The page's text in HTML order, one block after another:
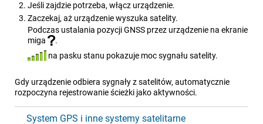
Jeśli zajdzie potrzeba, włącz urządzenie.
Zaczekaj, aż urządzenie wyszuka satelity.
Podczas ustalania pozycji GNSS przez urządzenie na ekranie
miga
.
na pasku stanu pokazuje moc sygnału satelity.
Gdy urządzenie odbiera sygnały z satelitów, automatycznie
rozpoczyna rejestrowanie ścieżki jako aktywności.
System GPS i inne systemy satelitarne